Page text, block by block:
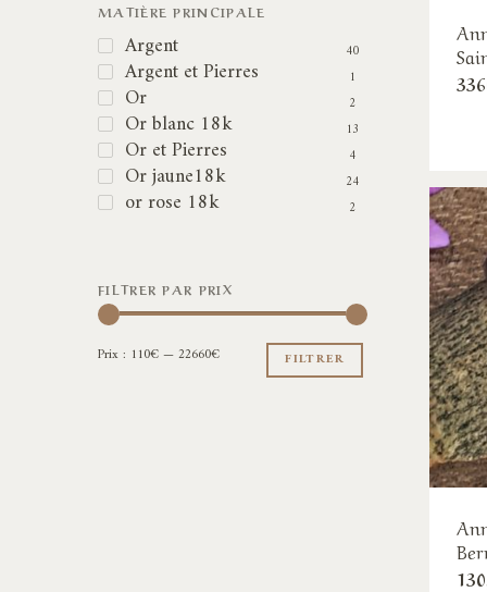
MATIÈRE PRINCIPALE
Argent 40
Argent et Pierres 1
Or 2
Or blanc 18k 13
Or et Pierres 4
Or jaune18k 24
or rose 18k 2
FILTRER PAR PRIX
Prix
Prix
FILTRER
Prix : 110€—22660€